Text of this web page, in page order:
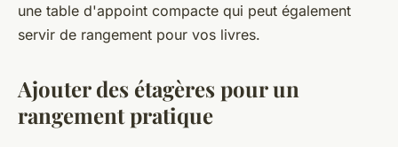
une table d'appoint compacte qui peut également
servir de rangement pour vos livres.
Ajouter des étagères pour un
rangement pratique